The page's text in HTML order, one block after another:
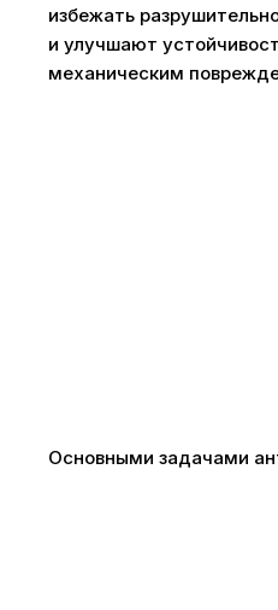
избежать
и улучшают
механическим
Основными задачами